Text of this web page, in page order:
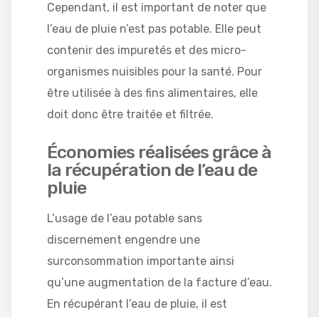
Cependant, il est important de noter que
l’eau de pluie n’est pas potable. Elle peut
contenir des impuretés et des micro-
organismes nuisibles pour la santé. Pour
être utilisée à des fins alimentaires, elle
doit donc être traitée et filtrée.
Économies réalisées grâce à
la récupération de l’eau de
pluie
L’usage de l’eau potable sans
discernement engendre une
surconsommation importante ainsi
qu’une augmentation de la facture d’eau.
En récupérant l’eau de pluie, il est